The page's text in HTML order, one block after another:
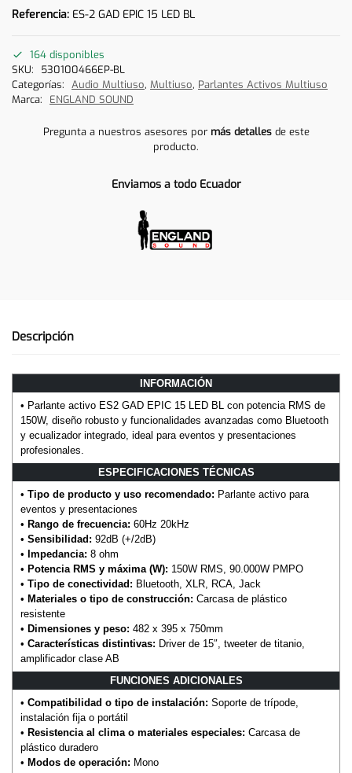
Referencia: ES-2 GAD EPIC 15 LED BL
164 disponibles
SKU:
530100466EP-BL
Categorías: Audio Multiuso, Multiuso, Parlantes Activos Multiuso
Marca:
ENGLAND SOUND
Pregunta a nuestros asesores por más detallesde este
producto.
Enviamos a todo Ecuador
Descripción
INFORMACIÓN
• Parlante activo ES2 GAD EPIC 15 LED BL con potencia RMS de
150W, diseño robusto y funcionalidades avanzadas como Bluetooth
y ecualizador integrado, ideal para eventos y presentaciones
profesionales.
ESPECIFICACIONES TÉCNICAS
• Tipo de producto y uso recomendado: Parlante activo para
eventos y presentaciones
• Rango de frecuencia: 60Hz 20kHz
• Sensibilidad: 92dB (+/2dB)
• Impedancia: 8 ohm
• Potencia RMS y máxima (W): 150W RMS, 90.000W PMPO
• Tipo de conectividad: Bluetooth, XLR, RCA, Jack
• Materiales o tipo de construcción: Carcasa de plástico
resistente
• Dimensiones y peso: 482 x 395 x 750mm
• Características distintivas: Driver de 15″, tweeter de titanio,
amplificador clase AB
FUNCIONES ADICIONALES
• Compatibilidad o tipo de instalación: Soporte de trípode,
instalación fija o portátil
• Resistencia al clima o materiales especiales: Carcasa de
plástico duradero
• Modos de operación: Mono